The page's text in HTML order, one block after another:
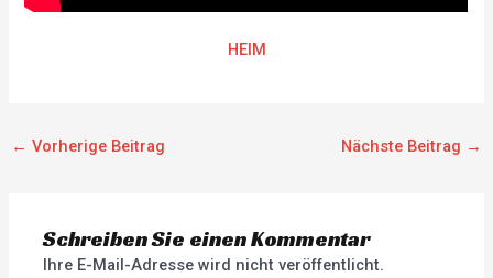
HEIM
← Vorherige Beitrag Nächste Beitrag →
Schreiben Sie einen Kommentar
Ihre E-Mail-Adresse wird nicht veröffentlicht.